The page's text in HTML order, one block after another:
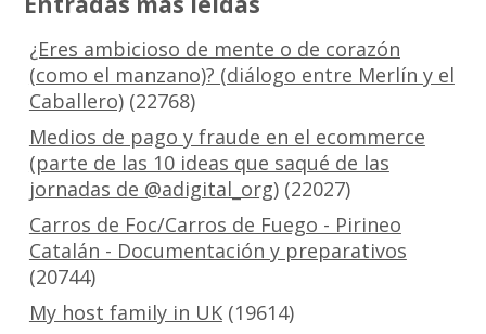
¿Eres ambicioso de mente o de corazón
(como el manzano)? (diálogo entre Merlín y el
Caballero)(22768)
Medios de pago y fraude en el ecommerce
(parte de las 10 ideas que saqué de las
jornadas de @adigital_org)(22027)
Carros de Foc/Carros de Fuego - Pirineo
Catalán - Documentación y preparativos
(20744)
My host family in UK(19614)